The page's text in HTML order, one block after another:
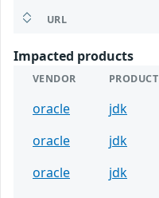
URL
Impacted products
VENDOR PRODUCT
oracle jdk
oracle
jdk
oracle
jdk